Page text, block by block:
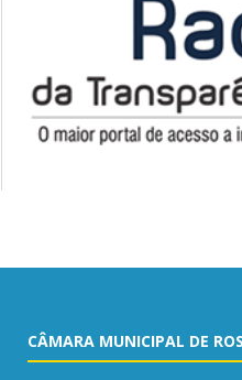
CÂMARA MUNICIPAL DE